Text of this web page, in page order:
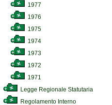
1977
1976
1975
1974
1973
1972
1971
Legge Regionale Statutaria
Regolamento Interno